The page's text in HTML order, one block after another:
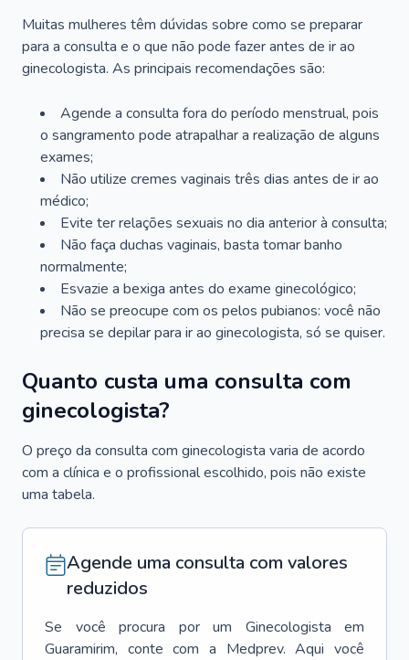
Muitas mulheres têm dúvidas sobre como se preparar
para a consulta e o que não pode fazer antes de ir ao
ginecologista. As principais recomendações são:
Agende a consulta fora do período menstrual, pois
o sangramento pode atrapalhar a realização de alguns
exames;
Não utilize cremes vaginais três dias antes de ir ao
médico;
Evite ter relações sexuais no dia anterior à consulta;
Não faça duchas vaginais, basta tomar banho
normalmente;
Esvazie a bexiga antes do exame ginecológico;
Não se preocupe com os pelos pubianos: você não
precisa se depilar para ir ao ginecologista, só se quiser.
Quanto custa uma consulta com
ginecologista?
O preço da consulta com ginecologista varia de acordo
com a clínica e o profissional escolhido, pois não existe
uma tabela.
Agende uma consulta com valores
reduzidos
Se você procura por um Ginecologista
em
Guaramirim, conte com a Medprev. Aqui você